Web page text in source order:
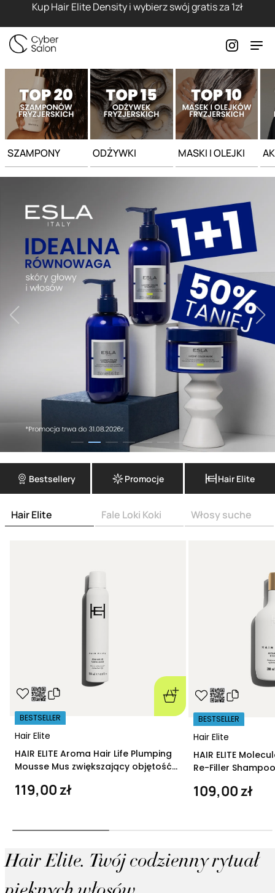
Kup Hair Elite Density i wybierz swój gratis za 1zł
SZAMPONY ODŻYWKI MASKI I OLEJKI
Bestsellery Promocje Hair Elite
Hair Elite Fale Loki Koki Włosy suche
Hair Elite
BESTSELLER
HAIR ELITE Aroma Hair Life Plumping
Mousse Mus zwiększający objętość
119,00 zł
Hair Elite
BESTSELLER
HAIR ELITE
Re-Filler
109,00 zł
Hair Elite. Twój codzienny rytuał
Strona główna - Cyber Salon